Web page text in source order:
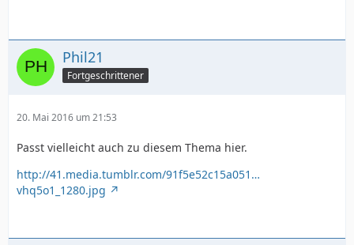
Phil21
Fortgeschrittener
20. Mai 2016 um 21:53
Passt vielleicht auch zu diesem Thema hier.
http://41.media.tumblr.com/91f5e52c15a051…
vhq5o1_1280.jpg